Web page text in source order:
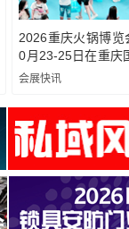
2026重庆火锅博
0月23-25日在重庆
办
会展快讯